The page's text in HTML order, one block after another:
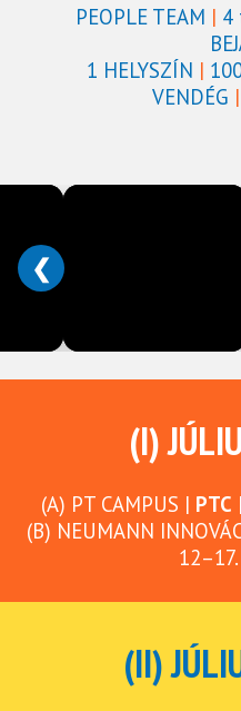
PEOPLE TEAM | 4
1 HELYSZÍN |
VENDÉG |
❮
(I)
(A) PT CAMPUS | PTC
(B) NEUMANN
(II)